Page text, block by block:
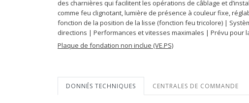
des charnières qui facilitent les opérations de câblage et
comme feu clignotant, lumière de présence à couleur fixe,
fonction de la position de la lisse (fonction feu tricolore) |
directions | Performances et vitesses maximales | Prévu pour la
Plaque de fondation non inclue (VE.PS)
DONNÉS TECHNIQUES CENTRALES DE COMMANDE